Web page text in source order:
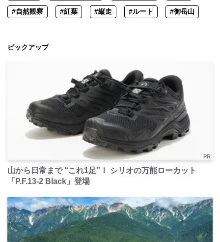
#自然観察 #紅葉 #縦走 #ルート #御岳山
ピックアップ
PR
山から日常まで “これ1足”！ シリオの万能ローカット
「P.F.13-2 Black」登場